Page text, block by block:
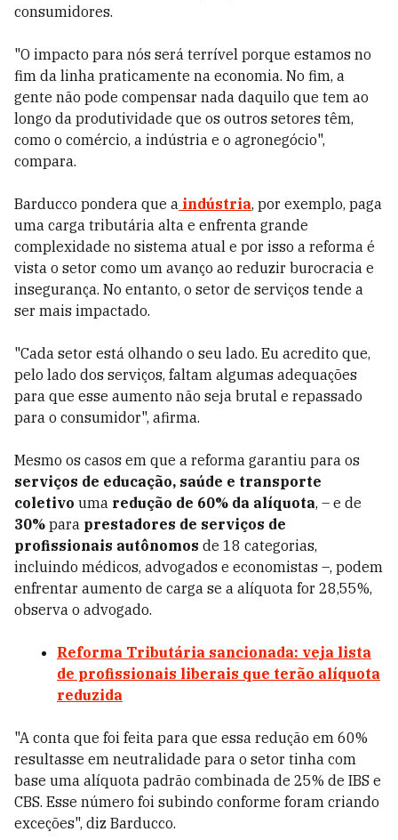
consumidores.
"O impacto para nós será terrível porque estamos no
fim da linha praticamente na economia. No fim, a
gente não pode compensar nada daquilo que tem ao
longo da produtividade que os outros setores têm,
como o comércio, a indústria e o agronegócio",
compara.
Barducco pondera que a indústria, por exemplo, paga
uma carga tributária alta e enfrenta grande
complexidade no sistema atual e por isso a reforma é
vista o setor como um avanço ao reduzir burocracia e
insegurança. No entanto, o setor de serviços tende a
ser mais impactado.
"Cada setor está olhando o seu lado. Eu acredito que,
pelo lado dos serviços, faltam algumas adequações
para que esse aumento não seja brutal e repassado
para o consumidor", afirma.
Mesmo os casos em que a reforma garantiu para os
serviços de educação, saúde e transporte
coletivo uma redução de 60% da alíquota, – e de
30% para prestadores de serviços de
profissionais autônomos de 18 categorias,
incluindo médicos, advogados e economistas –, podem
enfrentar aumento de carga se a alíquota for 28,55%,
observa o advogado.
Reforma Tributária sancionada: veja lista
de profissionais liberais que terão alíquota
reduzida
"A conta que foi feita para que essa redução em 60%
resultasse em neutralidade para o setor tinha com
base uma alíquota padrão combinada de 25% de IBS e
CBS. Esse número foi subindo conforme foram criando
exceções", diz Barducco.